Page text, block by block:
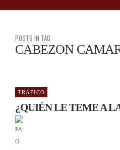
POSTS IN TAG
CABEZON
TRÁFICO
¿QUIÉN LE TEME A